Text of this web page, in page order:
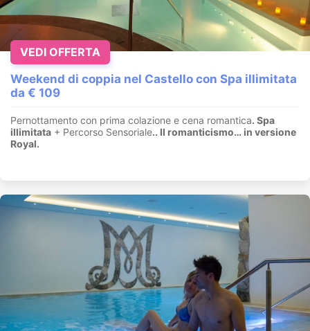
Weekend di coppia nel Castello con Spa illimitata
da € 109
Pernottamento con prima colazione e cena romantica. Spa
illimitata + Percorso Sensoriale.. Il romanticismo… in versione
Royal.
VEDI OFFERTA